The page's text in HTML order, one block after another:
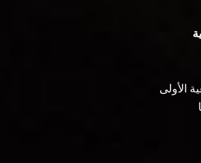
الأولى